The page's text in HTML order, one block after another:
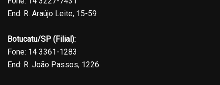
End: R. Araújo Leite, 15-59
Botucatu/SP (Filial):
Fone: 14 3361-1283
End: R. João Passos, 1226